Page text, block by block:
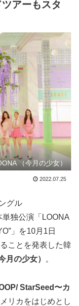
アーもスタ
（今月の少女）
2022.07.25
グル
単独公演「LOONA
」を10月1日
ことを発表した韓
月の少女） 。
StarSeed〜カ
リカをはじめとし